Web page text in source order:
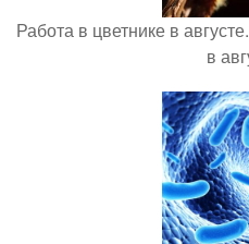
Работа в цветнике в
в